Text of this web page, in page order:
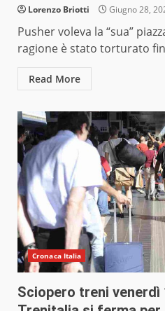
Lorenzo Briotti Giugno 28,
Pusher voleva la “sua”
ragione è stato torturato
Read More
Cronaca Italia
Sciopero treni venerdì